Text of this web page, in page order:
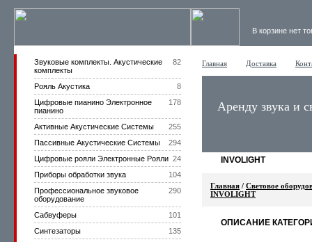
В корзине нет
82
Звуковые комплекты. Акустические
комплекты
8
Рояль Акустика
178
Цифровые пианино Электронное
пианино
255
Активные Акустические Системы
294
Пассивные Акустические Системы
24
Цифровые рояли Электронные Рояли
104
Приборы обработки звука
290
Профессиональное звуковое
оборудование
101
Сабвуферы
135
Синтезаторы
Главная Доставка
Аренду звука и
INVOLIGHT
Главная / Световое
INVOLIGHT
ОПИСАНИЕ